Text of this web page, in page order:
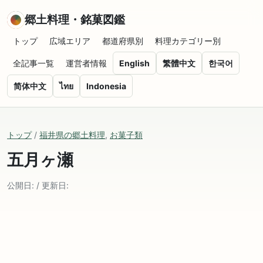
郷土料理・銘菓図鑑
トップ 広域エリア 都道府県別 料理カテゴリー別
全記事一覧 運営者情報 English 繁體中文 한국어
简体中文 ไทย Indonesia
トップ/ 福井県の郷土料理, お菓子類
五月ヶ瀬
公開日: / 更新日: